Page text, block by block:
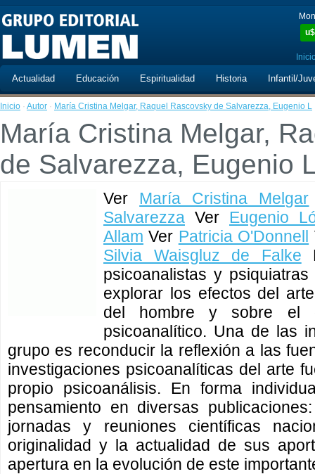
u$
Actualidad Educación Espiritualidad Historia Infantil/
Inicio · Autor · María Cristina Melgar, Raquel Rascovsky de Salvarezza, Eugenio L
María Cristina Melgar,
de Salvarezza, Eugenio
Ver María Cristina Melgar
Salvarezza Ver Eugenio
Allam Ver Patricia O'Donnell
Silvia Waisgluz de Falke
psicoanalistas y
explorar los efectos del
del hombre y sobre el
psicoanalítico. Una de las
grupo es reconducir la reflexión a las
investigaciones psicoanalíticas del arte
propio psicoanálisis. En forma
pensamiento en diversas
jornadas y reuniones científicas
originalidad y la actualidad de sus
apertura en la evolución de este